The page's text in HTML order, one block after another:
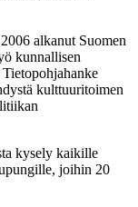
alkanut Suomen
kunnallisen
kulttuuritoimen
kysely kaikille
joihin 20